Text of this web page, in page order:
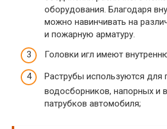
оборудования. Благодаря
можно навинчивать на
и пожарную арматуру.
Головки игл имеют
Раструбы используются для
водосборников, напорных и
патрубков автомобиля;